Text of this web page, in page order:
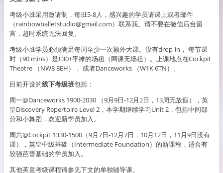
考级小班采用邀请制，每班5-8人，感兴趣的学员请课上或者邮件
（rainbowballetstudio@gmail.com）联系我。请不要在微信后台留
言，超时系统无法回复。
考级小班学员必须满足每周至少一次额外大课。没有drop-in， 每节课
时（90 mins）是£30+平摊的场租（网课无场租）。上课地点在Cockpit
Theatre （NW8 8EH）， 或者Danceworks （W1K 6TN）。
目前开设的线下考级班包括：
周一@Danceworks 1900-2030 （9月9日-12月2日，13周无放假），英
皇Discovery Repertoire Level 2，本学期继续学习Unit 2，包括中间部
分和小舞蹈，欢迎新学员加入。
周六@Cockpit 1330-1500（9月7日-12月7日，10月12日，11月9日没有
课），英皇中级基础（Intermediate Foundation）的新课程，适合有
较强芭蕾基础的学员加入。
其他英皇考级课程请参见下文的单独辅导课。